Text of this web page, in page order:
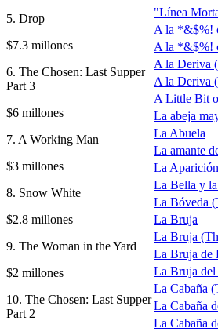
5. Drop
$7.3 millones
6. The Chosen: Last Supper
Part 3
$6 millones
7. A Working Man
$3 millones
8. Snow White
$2.8 millones
9. The Woman in the Yard
$2 millones
10. The Chosen: Last Supper
Part 2
"Línea
A la *&$%!
A la *&$%!
A la Deriva
A la Deriva
A Little Bit
La abeja
La Abuela
La amante
La Aparición
La Bella y
La Bóveda
La Bruja
La Bruja
La Bruja de
La Bruja del
La Cabaña
La Cabaña
La Cabaña